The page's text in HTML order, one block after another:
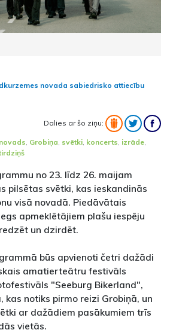
novada sabiedrisko attiecību
Dalies ar šo ziņu:
, Grobiņa, svētki, koncerts, izrāde,
no 23. līdz 26. maijam
pilsētas svētki, kas ieskandinās
visā novadā. Piedāvātais
apmeklētājiem plašu iespēju
un dzirdēt.
būs apvienoti četri dažādi
amatierteātru festivāls
"Seeburg Bikerland",
kas notiks pirmo reizi Grobiņā, un
ar dažādiem pasākumiem trīs
vietās.